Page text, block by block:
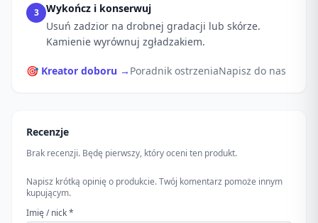
3
Wykończ i konserwuj
Usuń zadzior na drobnej gradacji lub skórze.
Kamienie wyrównuj zgładzakiem.
🎯 Kreator doboru → Poradnik ostrzeniaNapisz do nas
Recenzje
Brak recenzji. Będę pierwszy, który oceni ten produkt.
Napisz krótką opinię o produkcie. Twój komentarz pomoże innym
kupującym.
Imię / nick *